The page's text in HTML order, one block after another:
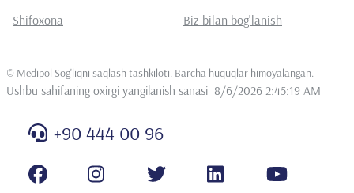
Shifoxona
Biz bilan bog'lanish
© Medipol Sog'liqni saqlash tashkiloti. Barcha huquqlar himoyalangan
Ushbu sahifaning oxirgi yangilanish sanasi 8/6/2026 2:45:19 AM
+90 444 00 96